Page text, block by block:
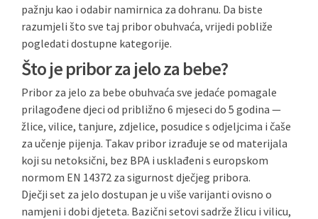
pažnju kao i odabir namirnica za dohranu. Da biste
razumjeli što sve taj pribor obuhvaća, vrijedi pobliže
pogledati dostupne kategorije.
Što je pribor za jelo za bebe?
Pribor za jelo za bebe obuhvaća sve jedaće pomagale
prilagođene djeci od približno 6 mjeseci do 5 godina —
žlice, vilice, tanjure, zdjelice, posudice s odjeljcima i čaše
za učenje pijenja. Takav pribor izrađuje se od materijala
koji su netoksični, bez BPA i usklađeni s europskom
normom EN 14372 za sigurnost dječjeg pribora.
Dječji set za jelo dostupan je u više varijanti ovisno o
namjeni i dobi djeteta. Bazični setovi sadrže žlicu i vilicu,